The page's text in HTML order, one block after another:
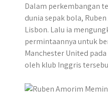
a
t
s
A
c
e
b
o
o
s
s
e
n
g
r
l
e
g
r
y
p
e
Dalam perkembangan
dunia sepak bola,
Lisbon. Lalu ia
permintaannya untuk
Manchester United
oleh klub Inggris